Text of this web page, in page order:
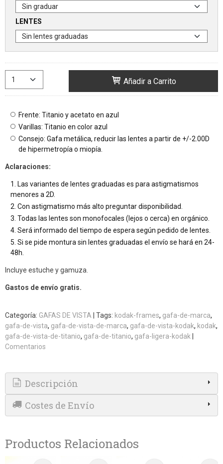
LENTES
Añadir a Carrito
Frente: Titanio y acetato en azul
Varillas: Titanio en color azul
Consejo: Gafa metálica, reducir las lentes a partir de +/-2.00D
de hipermetropía o miopía.
Aclaraciones:
Las variantes de lentes graduadas es para astigmatismos
menores a 2D.
Con astigmatismo más alto preguntar disponibilidad.
Todas las lentes son monofocales (lejos o cerca) en orgánico.
Será informado del tiempo de espera según pedido de lentes.
Si se pide montura sin lentes graduadas el envío se hará en 24-
48h.
Incluye estuche y gamuza.
Gastos de envío gratis.
Categoría: GAFAS DE VISTA Tags: kodak-frames gafa-de-marca
gafa-de-vista gafa-de-vista-de-marca gafa-de-vista-kodak kodak
gafa-de-vista-de-titanio gafa-de-titanio gafa-ligera-kodak
Comentarios
Descripción
Costes de Envío
Productos Relacionados